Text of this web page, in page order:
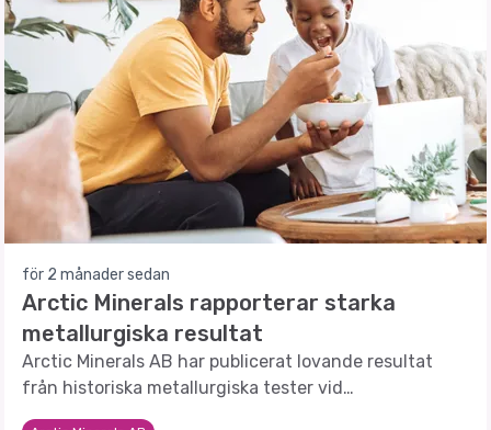
för 2 månader sedan
Arctic Minerals rapporterar starka
metallurgiska resultat
Arctic Minerals AB har publicerat lovande resultat
från historiska metallurgiska tester vid
Hennevikenprojektet.